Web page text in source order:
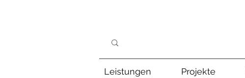
Leistungen Projekte